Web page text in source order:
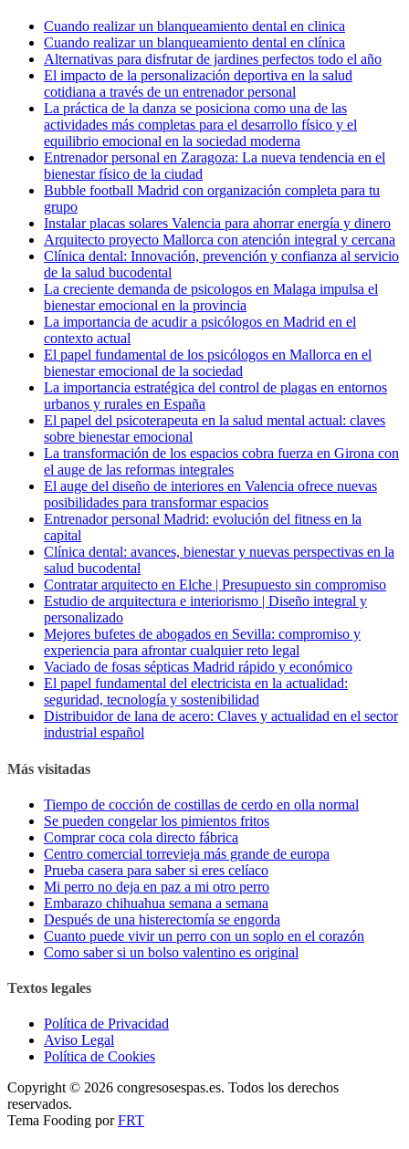
Cuando realizar un blanqueamiento dental en clinica
Cuando realizar un blanqueamiento dental en clínica
Alternativas para disfrutar de jardines perfectos todo el año
El impacto de la personalización deportiva en la salud
cotidiana a través de un entrenador personal
La práctica de la danza se posiciona como una de las
actividades más completas para el desarrollo físico y el
equilibrio emocional en la sociedad moderna
Entrenador personal en Zaragoza: La nueva tendencia en el
bienestar físico de la ciudad
Bubble football Madrid con organización completa para tu
grupo
Instalar placas solares Valencia para ahorrar energía y dinero
Arquitecto proyecto Mallorca con atención integral y cercana
Clínica dental: Innovación, prevención y confianza al servicio
de la salud bucodental
La creciente demanda de psicologos en Malaga impulsa el
bienestar emocional en la provincia
La importancia de acudir a psicólogos en Madrid en el
contexto actual
El papel fundamental de los psicólogos en Mallorca en el
bienestar emocional de la sociedad
La importancia estratégica del control de plagas en entornos
urbanos y rurales en España
El papel del psicoterapeuta en la salud mental actual: claves
sobre bienestar emocional
La transformación de los espacios cobra fuerza en Girona con
el auge de las reformas integrales
El auge del diseño de interiores en Valencia ofrece nuevas
posibilidades para transformar espacios
Entrenador personal Madrid: evolución del fitness en la
capital
Clínica dental: avances, bienestar y nuevas perspectivas en la
salud bucodental
Contratar arquitecto en Elche | Presupuesto sin compromiso
Estudio de arquitectura e interiorismo | Diseño integral y
personalizado
Mejores bufetes de abogados en Sevilla: compromiso y
experiencia para afrontar cualquier reto legal
Vaciado de fosas sépticas Madrid rápido y económico
El papel fundamental del electricista en la actualidad:
seguridad, tecnología y sostenibilidad
Distribuidor de lana de acero: Claves y actualidad en el sector
industrial español
Más visitadas
Tiempo de cocción de costillas de cerdo en olla normal
Se pueden congelar los pimientos fritos
Comprar coca cola directo fábrica
Centro comercial torrevieja más grande de europa
Prueba casera para saber si eres celíaco
Mi perro no deja en paz a mi otro perro
Embarazo chihuahua semana a semana
Después de una histerectomía se engorda
Cuanto puede vivir un perro con un soplo en el corazón
Como saber si un bolso valentino es original
Textos legales
Política de Privacidad
Aviso Legal
Política de Cookies
Copyright © 2026 congresosespas.es. Todos los derechos
reservados.
Tema Fooding porFRT